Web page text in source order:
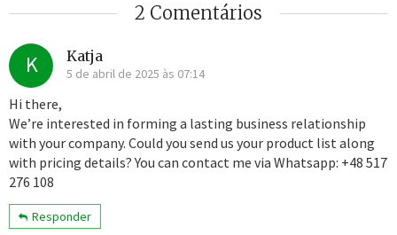
2 Comentários
K Katja
5 de abril de 2025 às 07:14
Hi there,
We’re interested in forming a lasting business relationship
with your company. Could you send us your product list along
with pricing details? You can contact me via Whatsapp: +48 517
276 108
Responder